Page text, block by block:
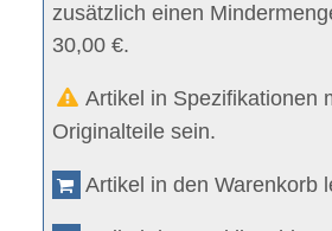
zusätzlich einen
30,00 €.
Artikel in Spezifikationen
Originalteile sein.
Artikel in den Warenkorb